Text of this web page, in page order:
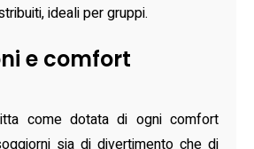
ideali per gruppi.
e comfort
come dotata di ogni comfort
sia di divertimento che di